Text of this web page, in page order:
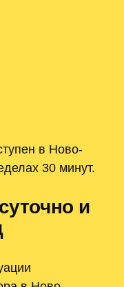
в Ново-
30 минут.
и